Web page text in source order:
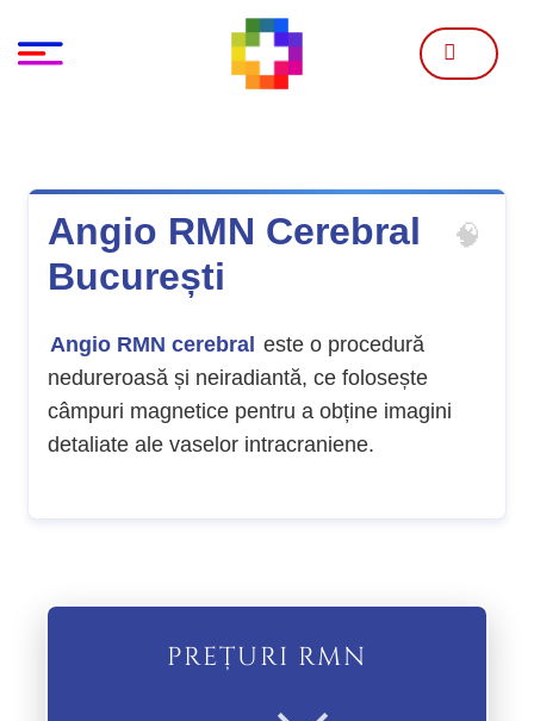
content
Angio RMN Cerebral
București
Angio RMN cerebral este o procedură
nedureroasă și neiradiantă, ce folosește
câmpuri magnetice pentru a obține imagini
detaliate ale vaselor intracraniene.
PREȚURI RMN